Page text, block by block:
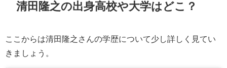
清田隆之の出身高校や大学はどこ？
ここからは清田隆之さんの学歴について少し詳しく見てい
きましょう。